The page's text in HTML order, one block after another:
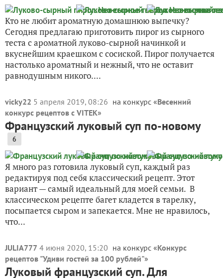
Кто не любит ароматную домашнюю выпечку?
Сегодня предлагаю приготовить пирог из сырного
теста с ароматной луково-сырной начинкой и
вкуснейшим краешком с сосиской. Пирог получается
настолько ароматный и нежный, что не оставит
равнодушным никого....
vicky22 5 апреля 2019, 08:26 на конкурс «Весенний
конкурс рецептов с VITEK»
Французский луковый суп по-новому
6
Я много раз готовила луковый суп, каждый раз
редактируя под себя классический рецепт. Этот
вариант — самый идеальный для моей семьи. В
классическом рецепте багет кладется в тарелку,
посыпается сыром и запекается. Мне не нравилось,
что...
JULIA777 4 июня 2020, 15:20 на конкурс «Конкурс
рецептов "Удиви гостей за 100 рублей"»
Луковый французский суп. Для